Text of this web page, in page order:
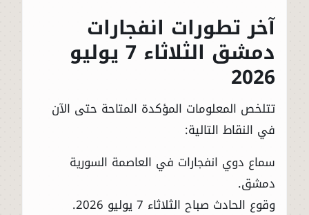
آخر تطورات انفجارات
دمشق الثلاثاء 7 يوليو
2026
تتلخص المعلومات المؤكدة المتاحة حتى الآن
في النقاط التالية:
سماع دوي انفجارات في العاصمة السورية
دمشق.
وقوع الحادث صباح الثلاثاء 7 يوليو 2026.